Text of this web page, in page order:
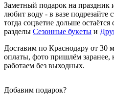
Заметный подарок на праздник
любит воду - в вазе подрезайте
тогда соцветие дольше
разделы Сезонные букеты и
Доставим по Краснодару от 30
оплаты, фото пришлём заранее,
работаем без выходных.
Добавим подарок?